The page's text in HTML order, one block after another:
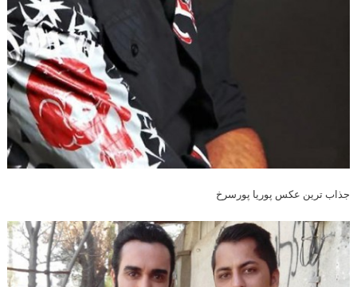
جذاب ترین عکس پوریا پورسرخ